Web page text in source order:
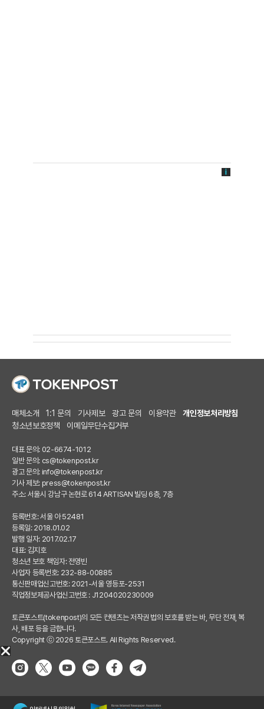
매체소개 1:1 문의 기사제보 광고 문의 이용약관
개인정보처리방침
청소년보호정책
이메일무단수집거부
대표 문의: 02-6674-1012
일반 문의: cs@tokenpost.kr
광고 문의: info@tokenpost.kr
기사 제보: press@tokenpost.kr
주소: 서울시 강남구 논현로 614 ARTISAN 빌딩 6층, 7층
등록번호: 서울 아 52481
등록일: 2018.01.02
발행 일자: 2017.02.17
대표: 김지호
청소년 보호 책임자: 전영빈
사업자 등록번호: 232-88-00885
통신판매업신고번호: 2021-서울 영등포-2531
직업정보제공사업신고번호 : J1204020230009
토큰포스트(tokenpost)의 모든 컨텐츠는 저작권 법의 보호를 받는 바, 무단 전재, 복
사, 배포 등을 금합니다.
Copyright ⓒ 2026 토큰포스트. All Rights Reserved.